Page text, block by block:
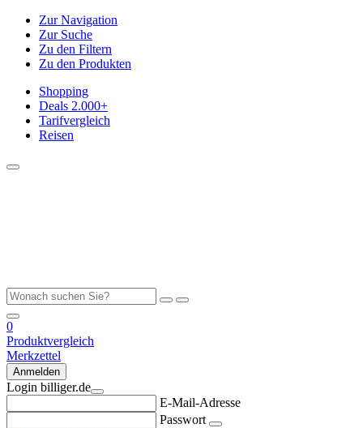
Zur Navigation
Zur Suche
Zu den Filtern
Zu den Produkten
Shopping
Deals 2.000+
Tarifvergleich
Reisen
0
Produktvergleich
Merkzettel
Anmelden
Login billiger.de
E-Mail-Adresse
Passwort